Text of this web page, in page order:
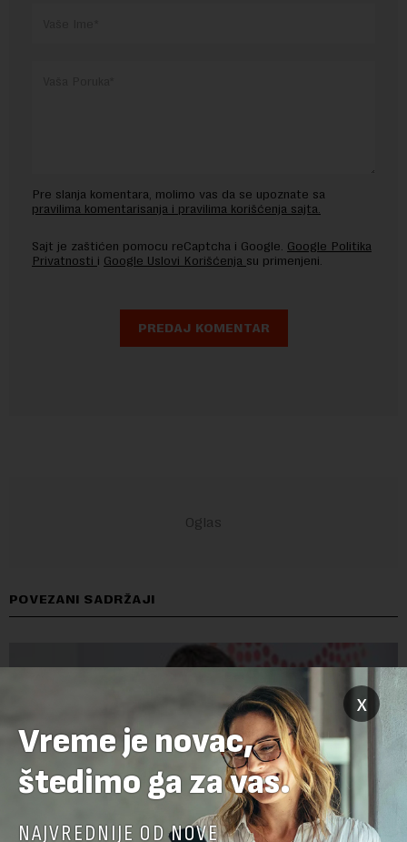
Pre slanja komentara, molimo vas da se upoznate sa
pravilima komentarisanja i pravilima korišćenja sajta.
Sajt je zaštićen pomocu reCaptcha i Google. Google Politika
Privatnosti i Google Uslovi Korišćenja su primenjeni.
POVEZANI SADRŽAJI
x
Vreme je novac,
štedimo ga za vas.
NAJVREDNIJE OD NOVE